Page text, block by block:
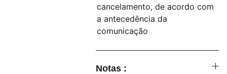
cancelamento, de acordo com
a antecedência da
comunicação
Notas :